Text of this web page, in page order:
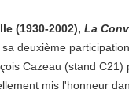
(1930-2002), La
deuxième
Cazeau (stand
mis l'honneur